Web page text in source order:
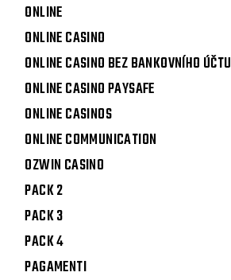
ONLINE
ONLINE CASINO
ONLINE CASINO BEZ BANKOVNÍHO ÚČTU
ONLINE CASINO PAYSAFE
ONLINE CASINOS
ONLINE COMMUNICATION
OZWIN CASINO
PACK 2
PACK 3
PACK 4
PAGAMENTI